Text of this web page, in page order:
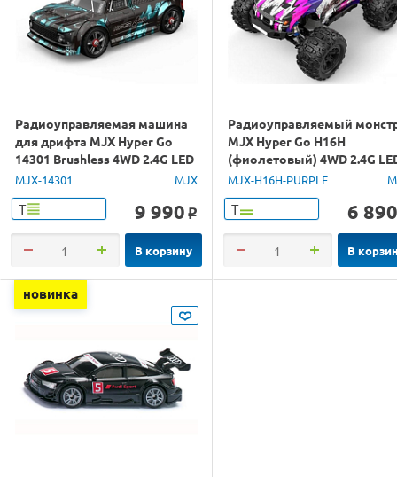
Радиоуправляемая машина
для дрифта MJX Hyper Go
14301 Brushless 4WD 2.4G LED
1/14 RTR
MJX-14301 MJX
Т 9 990 o
В корзину
Радиоуправляемый
MJX Hyper Go H16H
(фиолетовый) 4WD 2.4G
GPS 1/16 RTR
MJX-H16H-PURPLE
Т 6 890
В
новинка